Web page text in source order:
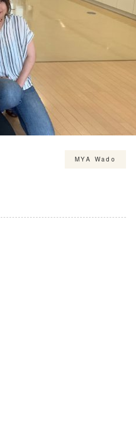
MYA Wado